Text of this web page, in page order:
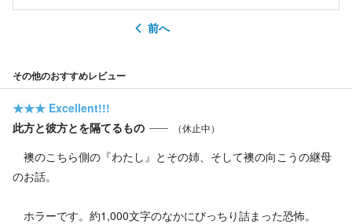
前へ
その他のおすすめレビュー
★★★ Excellent!!!
此方と彼方とを隔てるもの
（休止中）
襖のこちら側の『わたし』とその姉、そして襖の向こうの継母
のお話。
ホラーです。約1,000文字のなかにびっちり詰まった恐怖。